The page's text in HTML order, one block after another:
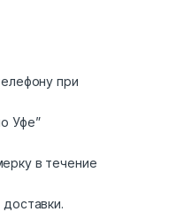
при
Уфе”
в течение